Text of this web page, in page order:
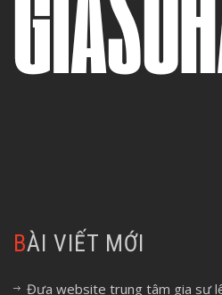
BÀI VIẾT MỚI
Đưa website trung tâm gia sư